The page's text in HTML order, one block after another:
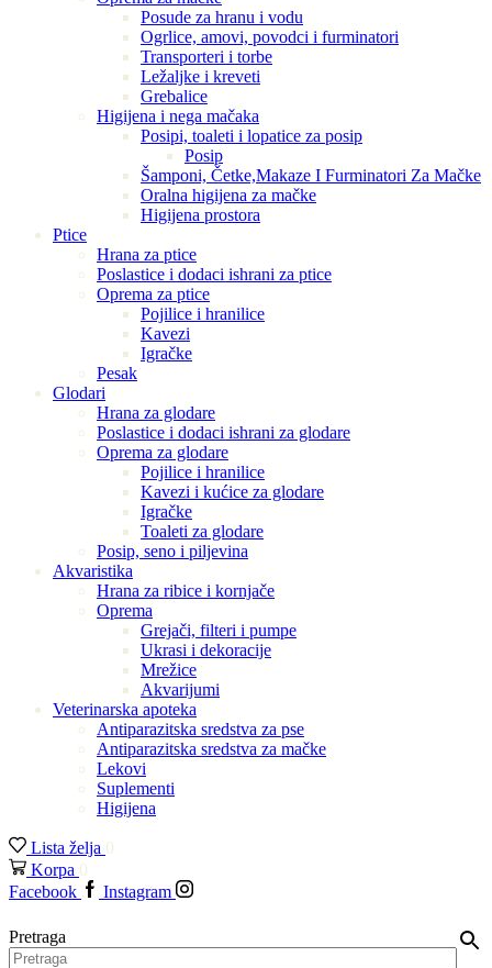
Posude za hranu i vodu
Ogrlice, amovi, povodci i furminatori
Transporteri i torbe
Ležaljke i kreveti
Grebalice
Higijena i nega mačaka
Posipi, toaleti i lopatice za posip
Posip
Šamponi, Četke,Makaze I Furminatori Za Mačke
Oralna higijena za mačke
Higijena prostora
Ptice
Hrana za ptice
Poslastice i dodaci ishrani za ptice
Oprema za ptice
Pojilice i hranilice
Kavezi
Igračke
Pesak
Glodari
Hrana za glodare
Poslastice i dodaci ishrani za glodare
Oprema za glodare
Pojilice i hranilice
Kavezi i kućice za glodare
Igračke
Toaleti za glodare
Posip, seno i piljevina
Akvaristika
Hrana za ribice i kornjače
Oprema
Grejači, filteri i pumpe
Ukrasi i dekoracije
Mrežice
Akvarijumi
Veterinarska apoteka
Antiparazitska sredstva za pse
Antiparazitska sredstva za mačke
Lekovi
Suplementi
Higijena
Lista želja 0
Korpa 0
Facebook
Instagram
Pretraga